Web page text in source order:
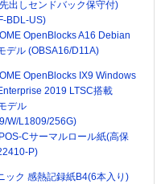
出しセンドバック保守付)
BDL-US)
OpenBlocks A16 Debian
デル (OBSA16/D11A)
OpenBlocks IX9 Windows
2019 LTSC搭載
デル
W/L1809/256G)
Cサーマルロール紙(高保
P)
ック 感熱記録紙B4(6本入り)